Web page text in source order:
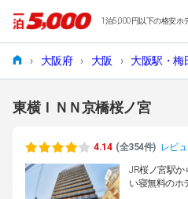
1泊5,000円以下の格安ホ
› 大阪府 › 大阪 › 大阪駅・梅
東横ＩＮＮ京橋桜ノ宮
4.14 (全354件) レビ
JR桜ノ宮駅か
い寝無料のホ